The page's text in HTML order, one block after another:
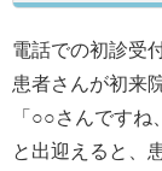
電話での初診受
患者さんが初来
「○○さんですね
と出迎えると、